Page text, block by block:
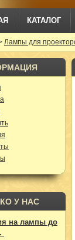
КАТАЛОГ
Лампы для
У НАС
на лампы до